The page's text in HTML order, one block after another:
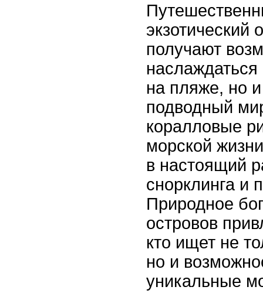
экзотический
получают
на пляже, но
подводный
коралловые
морской
в настоящий
снорклинга и
Природное
островов
кто ищет не
но и
уникальные